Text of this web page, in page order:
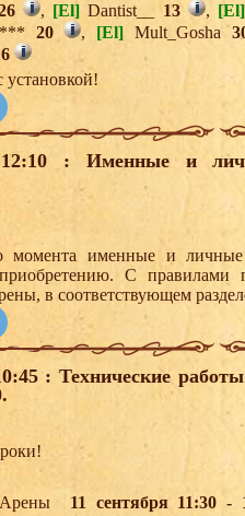
, [El] Dantist__ 13 , [El]
20 , [El] Mult_Gosha
установкой!
12:10 : Именные и
момента именные и
С правилами
в соответствующем
: Технические
11 сентября 11:30 -